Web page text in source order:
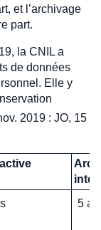
et l’archivage
part.
la CNIL a
de données
Elle y
2019 : JO, 15
5